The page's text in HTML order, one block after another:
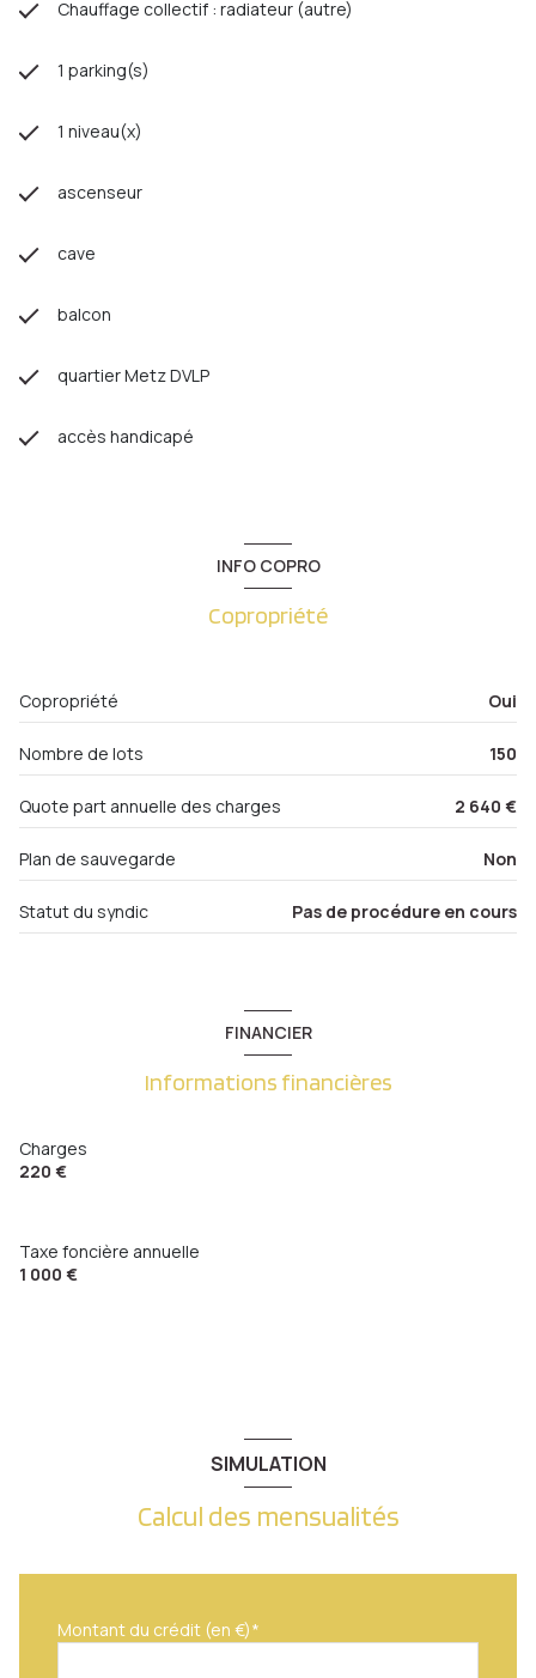
Chauffage collectif : radiateur (autre)
1 parking(s)
1 niveau(x)
ascenseur
cave
balcon
quartier Metz DVLP
accès handicapé
INFO COPRO
Copropriété
Copropriété Oui
Nombre de lots 150
Quote part annuelle des charges 2 640 €
Plan de sauvegarde Non
Statut du syndic Pas de procédure en cours
FINANCIER
Informations financières
Charges
220 €
Taxe foncière annuelle
1 000 €
SIMULATION
Calcul des mensualités
Montant du crédit (en €)*